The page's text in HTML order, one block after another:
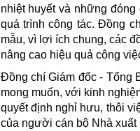
nhiệt huyết và những
quá trình công tác. Đồng
mẫu, vì lợi ích chung, các
nâng cao hiệu quả công
Đồng chí Giám đốc - Tổng
mong muốn, với kinh
quyết định nghỉ hưu, thôi
của người cán bộ Nhà